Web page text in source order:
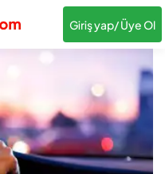
Giriş yap/ Üye Ol